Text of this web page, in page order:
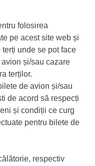
folosirea
pe acest site web și
unde se pot face
și/sau cazare
terților.
de avion și/sau
de acord să respecți
și condiții ce curg
pentru bilete de
respectiv